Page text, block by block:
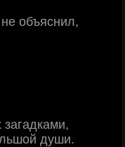
oбъяcнил,
души.